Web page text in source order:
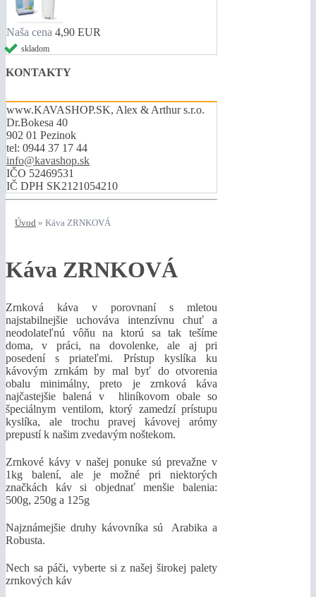
Naša cena 4,90 EUR
skladom
KONTAKTY
www.KAVASHOP.SK, Alex & Arthur s.r.o.
Dr.Bokesa 40
902 01 Pezinok
tel: 0944 37 17 44
info@kavashop.sk
IČO 52469531
IČ DPH SK2121054210
Úvod » Káva ZRNKOVÁ
Káva ZRNKOVÁ
Zrnková káva v porovnaní s mletou
najstabilnejšie uchováva intenzívnu chuť a
neodolateľnú vôňu na ktorú sa tak tešíme
doma, v práci, na dovolenke, ale aj pri
posedení s priateľmi. Prístup kyslíka ku
kávovým zrnkám by mal byť do otvorenia
obalu minimálny, preto je zrnková káva
najčastejšie balená v hliníkovom obale so
špeciálnym ventilom, ktorý zamedzí prístupu
kyslíka, ale trochu pravej kávovej arómy
prepustí k našim zvedavým noštekom.
Zrnkové kávy v našej ponuke sú prevažne v
1kg balení, ale je možné pri niektorých
značkách káv si objednať menšie balenia:
500g, 250g a 125g
Najznámejšie druhy kávovníka sú Arabika a
Robusta.
Nech sa páči, vyberte si z našej širokej palety
zrnkových káv